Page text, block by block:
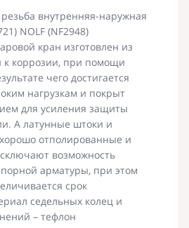
внутренняя-наружная
NOLF (NF2948)
кран изготовлен из
к коррозии, при помощи
чего достигается
нагрузкам и покрыт
для усиления защиты
А латунные штоки и
отполированные и
возможность
арматуры, при этом
срок
седельных колец и
– тефлон